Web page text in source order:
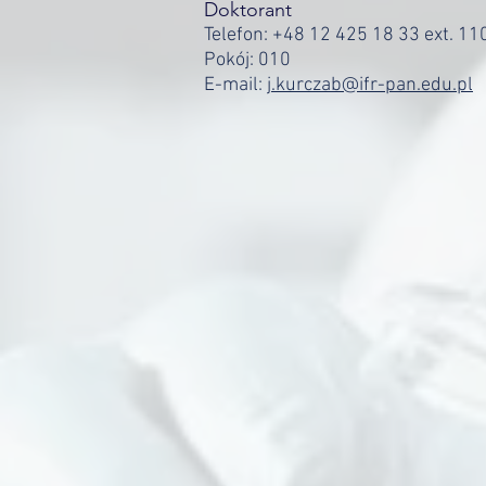
Doktorant
Telefon: +48 12 425 18 33 ext.
Pokój: 010
E-mail: j.kurczab@ifr-pan.edu.pl